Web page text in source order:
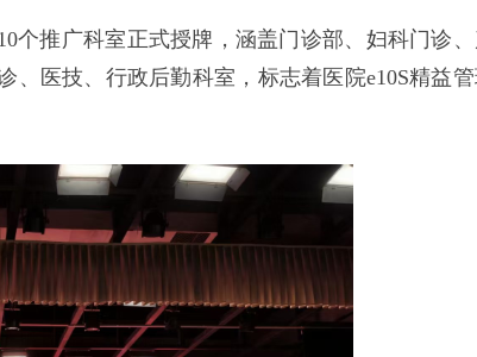
个推广科室正式授牌，涵盖门诊部、妇科门诊
医技、行政后勤科室，标志着医院e10S精益